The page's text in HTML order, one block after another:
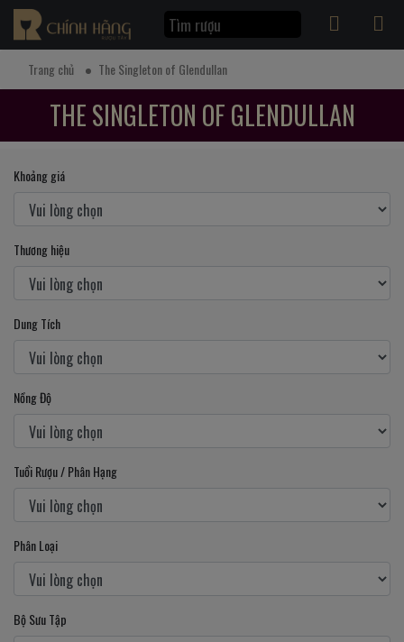
Trang chủ The Singleton of Glendullan
THE SINGLETON OF GLENDULLAN
Khoảng giá
Thương hiệu
Dung Tích
Nồng Độ
Tuổi Rượu / Phân Hạng
Phân Loại
Bộ Sưu Tập